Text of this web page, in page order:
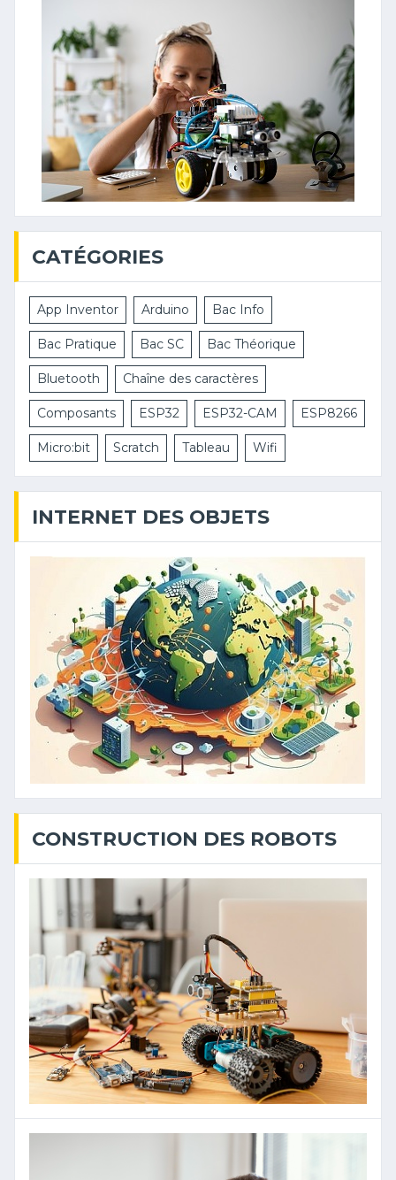
CATÉGORIES
App Inventor Arduino Bac Info
Bac Pratique Bac SC Bac Théorique
Bluetooth Chaîne des caractères
Composants ESP32 ESP32-CAM ESP8266
Micro:bit Scratch Tableau Wifi
INTERNET DES OBJETS
CONSTRUCTION DES ROBOTS